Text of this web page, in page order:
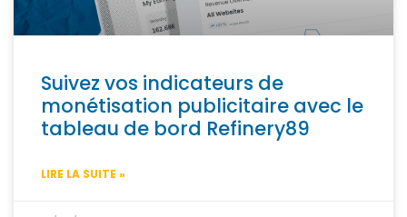
Suivez vos indicateurs de
monétisation publicitaire avec le
tableau de bord Refinery89
LIRE LA SUITE »